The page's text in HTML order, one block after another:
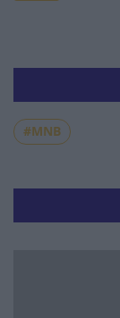
#MNB